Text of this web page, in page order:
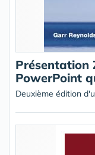
Présentation
PowerPoint
Deuxième édition